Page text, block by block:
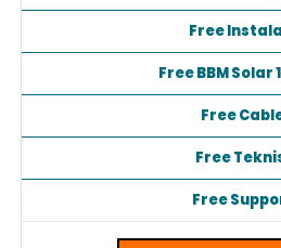
Free
Free
Free BBM Solar
Free
Free
Free